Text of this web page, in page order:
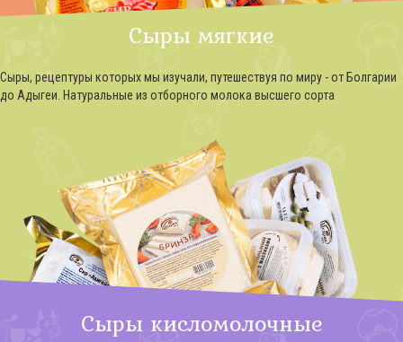
Сыры мягкие
Сыры, рецептуры которых мы изучали, путешествуя по миру - от Болгарии
до Адыгеи. Натуральные из отборного молока высшего сорта
Сыры кисломолочные